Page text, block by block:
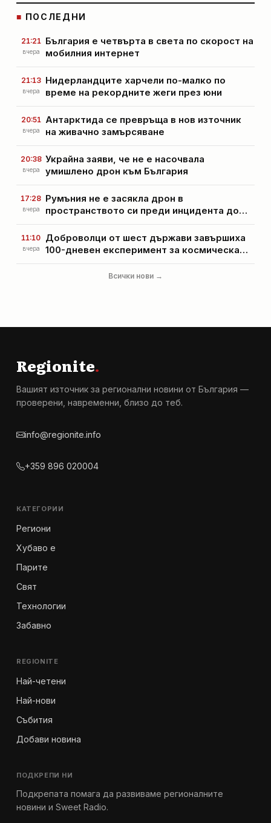
■ ПОСЛЕДНИ
21:21
вчера
България е четвърта в света по скорост на
мобилния интернет
21:13
вчера
Нидерландците харчели по-малко по
време на рекордните жеги през юни
20:51
вчера
Антарктида се превръща в нов източник
на живачно замърсяване
20:38
вчера
Украйна заяви, че не е насочвала
умишлено дрон към България
17:28
вчера
Румъния не е засякла дрон в
пространството си преди инцидента до
българската граница
11:10
вчера
Доброволци от шест държави завършиха
100-дневен експеримент за космическа
изолация в Кьолн
Всички нови →
Regionite.
Вашият източник за регионални новини от България —
проверени, навременни, близо до теб.
info@regionite.info
+359 896 020004
КАТЕГОРИИ
Региони
Хубаво е
Парите
Свят
Технологии
Забавно
REGIONITE
Най-четени
Най-нови
Събития
Добави новина
ПОДКРЕПИ НИ
Подкрепата помага да развиваме регионалните
новини и Sweet Radio.